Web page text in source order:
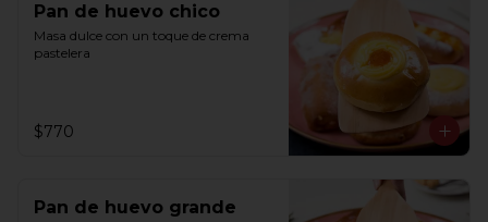
Pan de huevo chico
Masa dulce con un toque de crema
pastelera
$770
Pan de huevo grande